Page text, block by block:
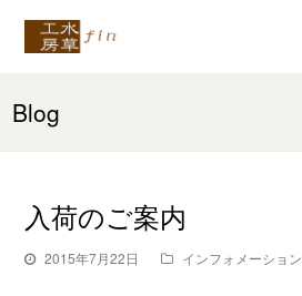
Blog
入荷のご案内
2015年7月22日 インフォメーション